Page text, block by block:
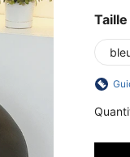
Taille